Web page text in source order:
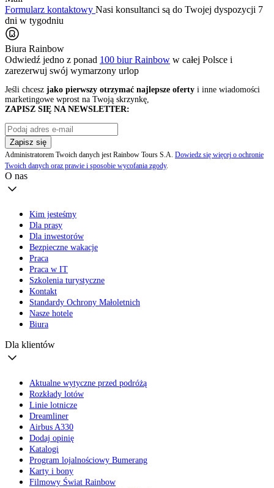
Formularz kontaktowy Nasi konsultanci są do Twojej dyspozycji 7
dni w tygodniu
Biura Rainbow
Odwiedź jedno z ponad 100 biur Rainbow w całej Polsce i
zarezerwuj swój wymarzony urlop
Jeśli chcesz jako pierwszy otrzymać najlepsze oferty i inne wiadomości
marketingowe wprost na Twoją skrzynkę,
ZAPISZ SIĘ NA NEWSLETTER:
Zapisz się
Administratorem Twoich danych jest Rainbow Tours S.A. Dowiedz się więcej o ochronie
Twoich danych oraz prawie i sposobie wycofania zgody.
O nas
Kim jesteśmy
Dla prasy
Dla inwestorów
Bezpieczne wakacje
Praca
Praca w IT
Szkolenia turystyczne
Kontakt
Standardy Ochrony Małoletnich
Nasze hotele
Biura
Dla klientów
Aktualne wytyczne przed podróżą
Rozkłady lotów
Linie lotnicze
Dreamliner
Airbus A330
Dodaj opinię
Katalogi
Program lojalnościowy Bumerang
Karty i bony
Filmowy Świat Rainbow